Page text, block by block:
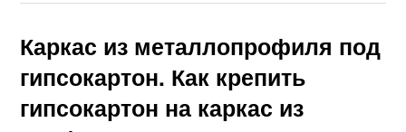
Каркас из металлопрофиля под
гипсокартон. Как крепить
гипсокартон на каркас из